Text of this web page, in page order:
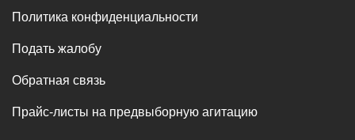
Политика конфиденциальности
Подать жалобу
Обратная связь
Прайс-листы на предвыборную агитацию